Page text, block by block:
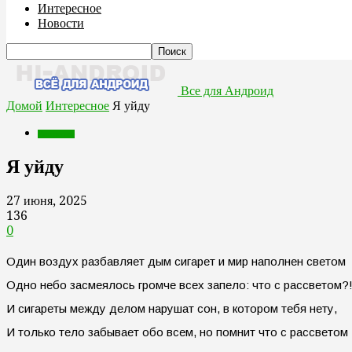
Интересное
Новости
Все для Андроид
Домой Интересное Я уйду
Я уйду
27 июня, 2025
136
0
Один воздух разбавляет дым сигарет и мир наполнен светом
Одно небо засмеялось громче всех запело: что с рассветом?!
И сигареты между делом нарушат сон, в котором тебя нету,
И только тело забывает обо всем, но помнит что с рассветом